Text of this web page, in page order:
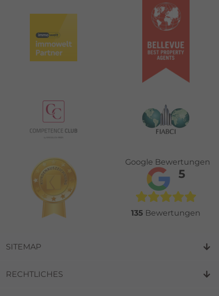
Google Bewertungen
5
135 Bewertungen
SITEMAP
RECHTLICHES